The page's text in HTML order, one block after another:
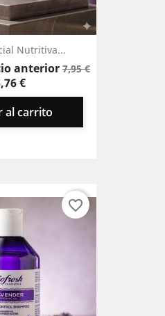
Nutritiva...
anteriorPrecio
7,95 €Precio
€
al carrito
favorite_border